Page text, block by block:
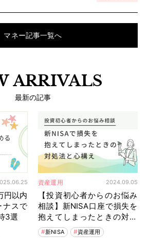
マネー記事一覧へ
ARRIVALS
最新の記事
円以内
ナスで
3選
資産運用 2024.09.05
【投資初心者からのお悩み
相談】新NISA口座で損失を
抱えてしまったときの対処
方と心構え
新NISA 資産運用